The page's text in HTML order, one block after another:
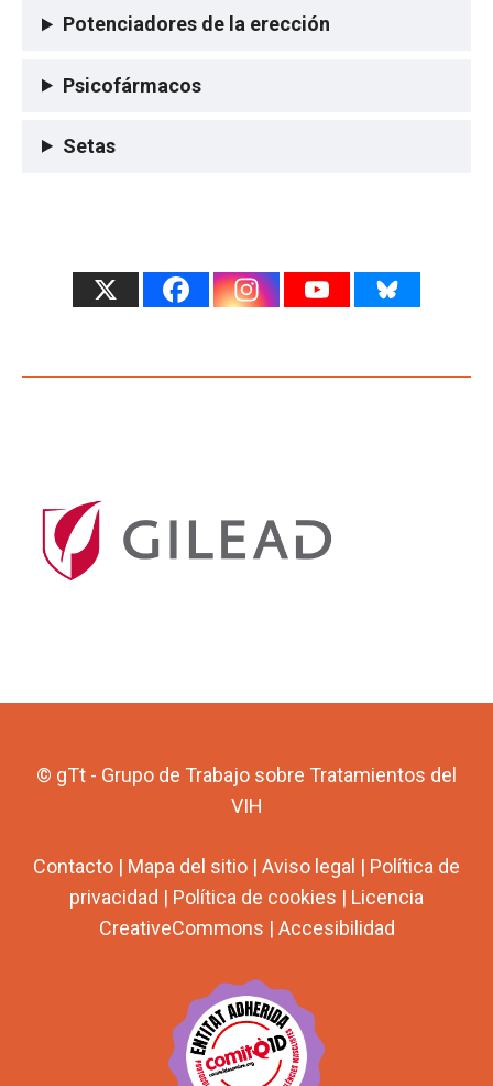
Potenciadores de la erección
Psicofármacos
Setas
© gTt - Grupo de Trabajo sobre Tratamientos del
VIH
Contacto | Mapa del sitio | Aviso legal | Política de
privacidad | Política de cookies | Licencia
CreativeCommons | Accesibilidad